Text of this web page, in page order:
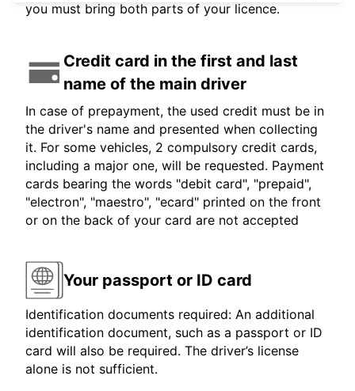
you must bring both parts of your licence.
Credit card in the first and last
name of the main driver
In case of prepayment, the used credit must be in
the driver's name and presented when collecting
it. For some vehicles, 2 compulsory credit cards,
including a major one, will be requested. Payment
cards bearing the words "debit card", "prepaid",
"electron", "maestro", "ecard" printed on the front
or on the back of your card are not accepted
Your passport or ID card
Identification documents required: An additional
identification document, such as a passport or ID
card will also be required. The driver’s license
alone is not sufficient.